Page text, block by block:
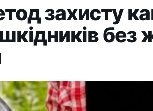
захисту
без